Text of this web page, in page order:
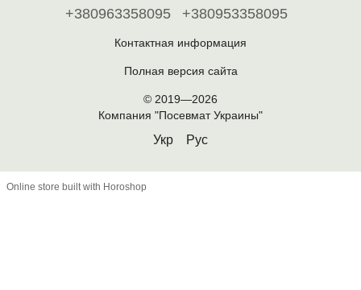
+380963358095 +380953358095
Контактная информация
Полная версия сайта
© 2019—2026
Компания "Посевмат Украины"
Укр Рус
Online store built with Horoshop